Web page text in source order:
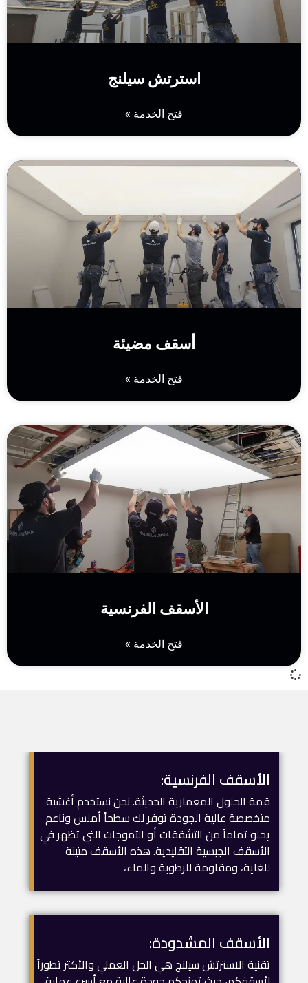
استرتش سيلنج
فتح الخدمة »
أسقف مضيئة
فتح الخدمة »
الأسقف الفرنسية
فتح الخدمة »
الأسقف الفرنسية:
قمة الحلول المعمارية الحديثة. نحن نستخدم أغشية
متخصصة عالية الجودة توفر لك سطحاً أملس وناعم
يخلو تماماً من التشققات أو التموجات التي تظهر في
الأسقف الجبسية التقليدية. هذه الأسقف متينة
للغاية، ومقاومة للرطوبة والماء،
الأسقف المشدودة:
تقنية الاسترتش سيلنج هي الحل العملي والأكثر تطوراً